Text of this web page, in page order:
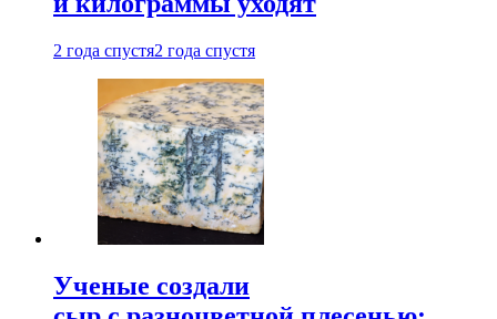
2 года спустя2 года спустя
Ученые создали